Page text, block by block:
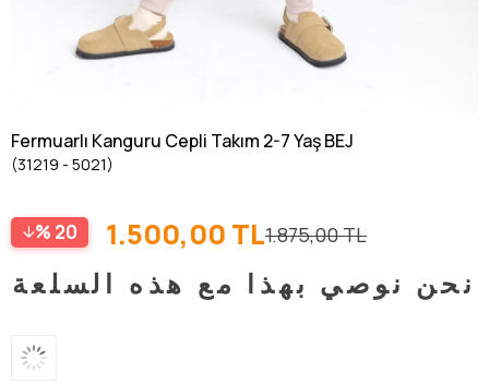
Fermuarlı Kanguru Cepli Takım 2-7 Yaş BEJ
(31219 - 5021)
20 1.875,00 TL
1.500,00 TL
نحن نوصي بهذا مع هذه السلعة